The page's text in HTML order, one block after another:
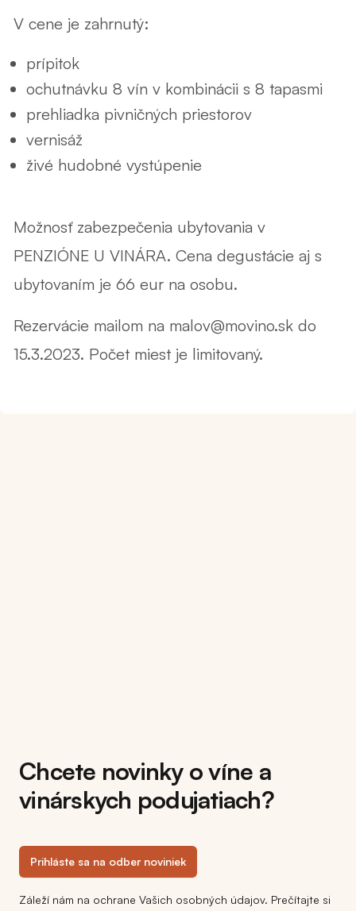
V cene je zahrnutý:
prípitok
ochutnávku 8 vín v kombinácii s 8 tapasmi
prehliadka pivničných priestorov
vernisáž
živé hudobné vystúpenie
Možnosť zabezpečenia ubytovania v
PENZIÓNE U VINÁRA. Cena degustácie aj s
ubytovaním je 66 eur na osobu.
Rezervácie mailom na malov@movino.sk do
15.3.2023. Počet miest je limitovaný.
Chcete novinky o víne a
vinárskych podujatiach?
Prihláste sa na odber noviniek
Záleží nám na ochrane Vašich osobných údajov. Prečítajte si